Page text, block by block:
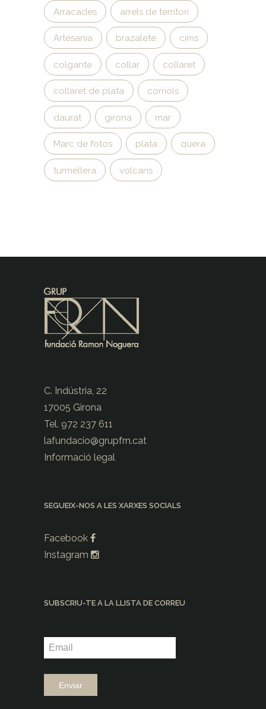
Arracades arrels de territori
Artesania brazalete cims
colgante collar collaret
collaret de plata corriols
daurat girona mar
Marc de fotos plata quera
turmellera volcans
C. Indústria, 22
17005 Girona
Tel. 972 237 611
lafundacio@grupfrn.cat
Informació legal
SEGUEIX-NOS A LES XARXES SOCIALS
Facebook
Instagram
SUBSCRIU-TE A LA LLISTA DE CORREU